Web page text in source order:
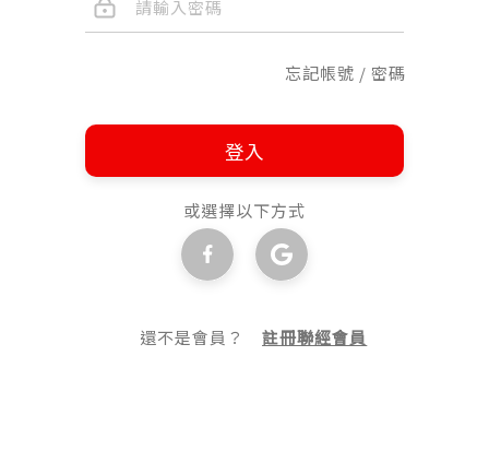
忘記帳號 / 密碼
登入
或選擇以下方式
還不是會員？註冊聯經會員